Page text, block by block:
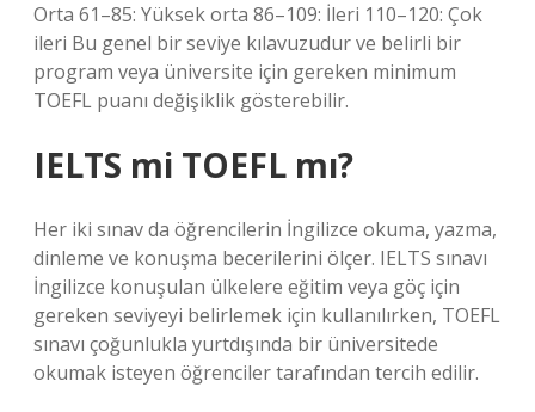
Orta 61–85: Yüksek orta 86–109: İleri 110–120: Çok
ileri Bu genel bir seviye kılavuzudur ve belirli bir
program veya üniversite için gereken minimum
TOEFL puanı değişiklik gösterebilir.
IELTS mi TOEFL mı?
Her iki sınav da öğrencilerin İngilizce okuma, yazma,
dinleme ve konuşma becerilerini ölçer. IELTS sınavı
İngilizce konuşulan ülkelere eğitim veya göç için
gereken seviyeyi belirlemek için kullanılırken, TOEFL
sınavı çoğunlukla yurtdışında bir üniversitede
okumak isteyen öğrenciler tarafından tercih edilir.